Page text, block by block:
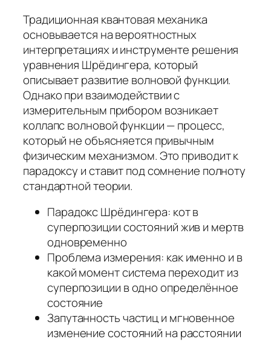
Традиционная квантовая механика
основывается на вероятностных
интерпретациях и инструменте решения
уравнения Шрёдингера, который
описывает развитие волновой функции.
Однако при взаимодействии с
измерительным прибором возникает
коллапс волновой функции — процесс,
который не объясняется привычным
физическим механизмом. Это приводит к
парадоксу и ставит под сомнение полноту
стандартной теории.
Парадокс Шрёдингера: кот в
суперпозиции состояний жив и мертв
одновременно
Проблема измерения: как именно и в
какой момент система переходит из
суперпозиции в одно определённое
состояние
Запутанность частиц и мгновенное
изменение состояний на расстоянии